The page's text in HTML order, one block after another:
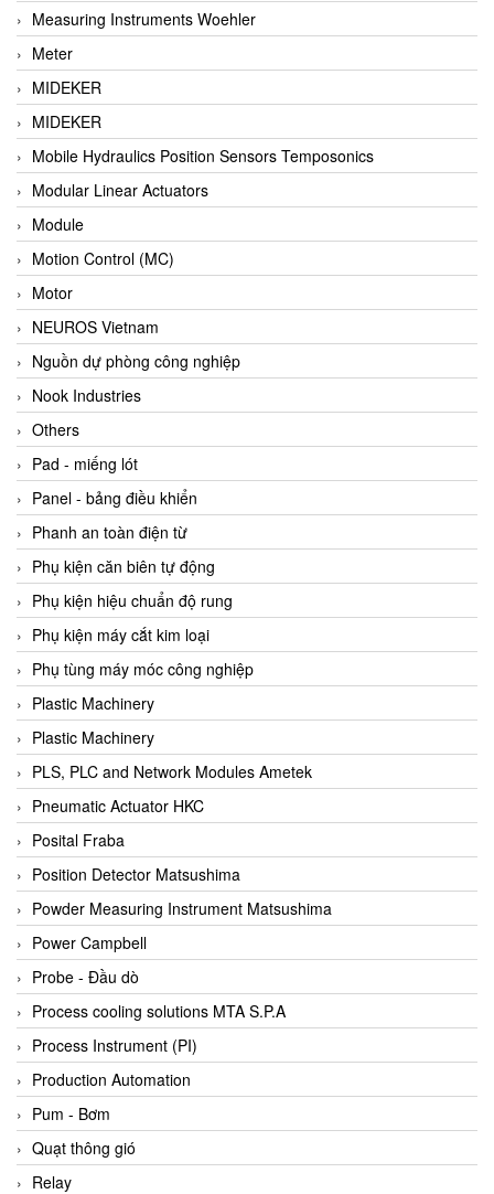
Baumer
Baumuller Vietnam
Baykee
BBC Bircher Smart Access
BCS ITALY
BEA SENSORS
Beacon Extender
Beckhoff
Bedook
Bei Sensor
Beijer
Beinlich-pumps
Beka
BEKO
Belimo
Benetech Vietnam
Bently Nevada
Bentone Vietnam
Bernstein Vietnam
Berthold
Bestech
Bestech
BETA
Bifold
Bihl+wiedemann
Bihl+wiedemann
Bilz
Binder Connector
Biotech
BirdX Vietnam
BK Vibro
Black Box
BlackBox Vietnam
BLAGDON PUMP
Bloom Engineering
Measuring Instruments Woehler
Meter
MIDEKER
MIDEKER
Mobile Hydraulics Position Sensors Temposonics
Modular Linear Actuators
Module
Motion Control (MC)
Motor
NEUROS Vietnam
Nguồn dự phòng công nghiệp
Nook Industries
Others
Pad - miếng lót
Panel - bảng điều khiển
Phanh an toàn điện từ
Phụ kiện căn biên tự động
Phụ kiện hiệu chuẩn độ rung
Phụ kiện máy cắt kim loại
Phụ tùng máy móc công nghiệp
Plastic Machinery
Plastic Machinery
PLS, PLC and Network Modules Ametek
Pneumatic Actuator HKC
Posital Fraba
Position Detector Matsushima
Powder Measuring Instrument Matsushima
Power Campbell
Probe - Đầu dò
Process cooling solutions MTA S.P.A
Process Instrument (PI)
Production Automation
Pum - Bơm
Quạt thông gió
Relay